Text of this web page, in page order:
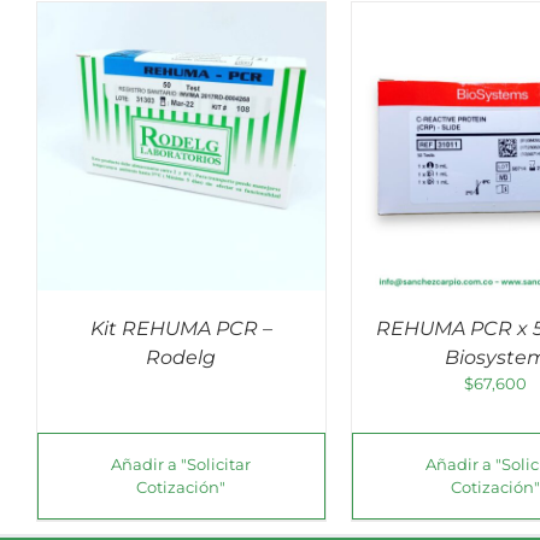
Kit REHUMA PCR –
Rodelg
Añadir a "Solicitar
Cotización"
AÑADIR AL CARRITO
/
QUICK VIEW
REHUMA PCR x
$67,600
Añadir a
Cotización"